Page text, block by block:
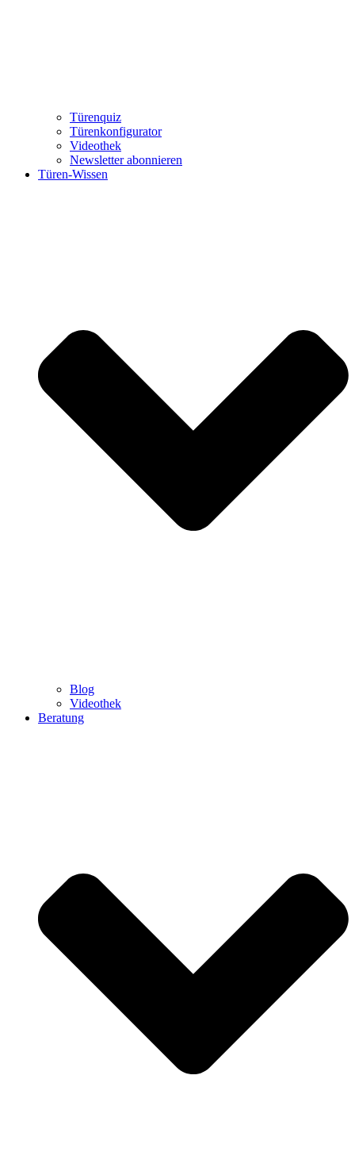
Türenquiz
Türenkonfigurator
Videothek
Newsletter abonnieren
Türen-Wissen
Blog
Videothek
Beratung